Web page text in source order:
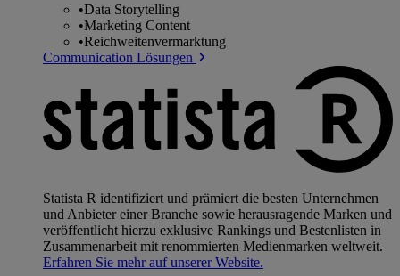
•Data Storytelling
•Marketing Content
•Reichweitenvermarktung
Communication Lösungen
Statista R identifiziert und prämiert die besten Unternehmen
und Anbieter einer Branche sowie herausragende Marken und
veröffentlicht hierzu exklusive Rankings und Bestenlisten in
Zusammenarbeit mit renommierten Medienmarken weltweit.
Erfahren Sie mehr auf unserer Website.